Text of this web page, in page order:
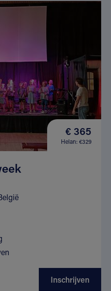
€ 365
Helan: €329
Inschrijven